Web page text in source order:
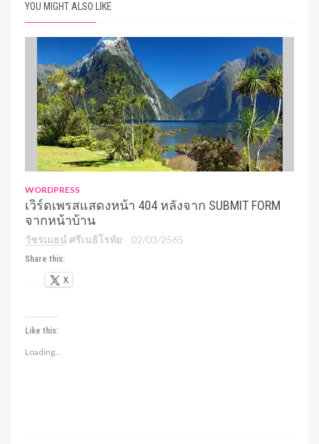
YOU MIGHT ALSO LIKE
WORDPRESS
เวิร์ดเพรสแสดงหน้า 404 หลังจาก SUBMIT FORM
จากหน้าบ้าน
วัชรเมธน์ ศรีเนธิโรทัย 02/03/2565
Share this:
X
Like this:
Loading...